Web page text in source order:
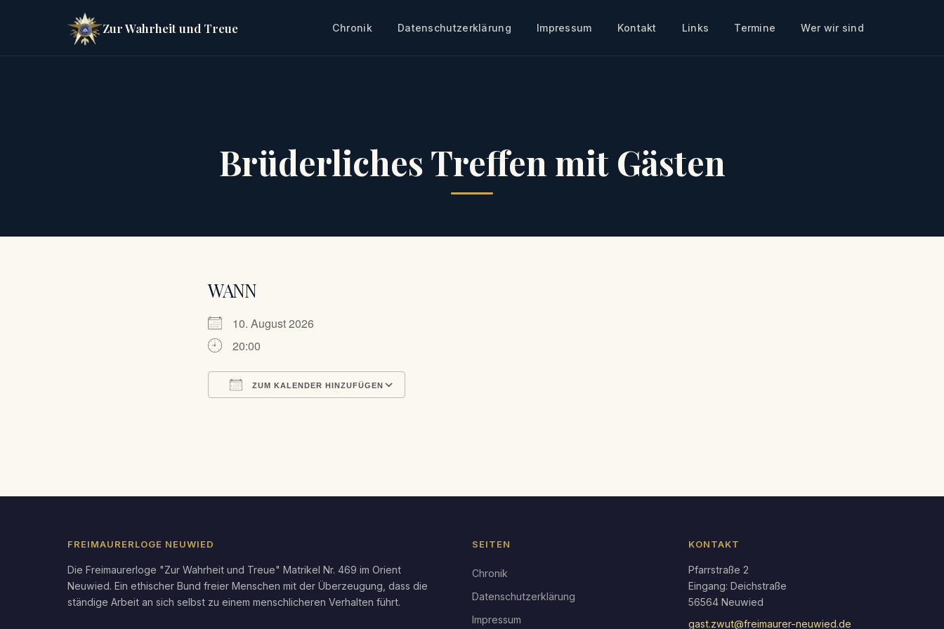
Zur Wahrheit und Treue Chronik Datenschutzerklärung Impressum Kontakt Links Termine Wer wir sind
Brüderliches Treffen mit Gästen
WANN
10. August 2026
20:00
ZUM KALENDER HINZUFÜGEN
FREIMAURERLOGE NEUWIED
Die Freimaurerloge "Zur Wahrheit und Treue" Matrikel Nr. 469 im Orient
Neuwied. Ein ethischer Bund freier Menschen mit der Überzeugung, dass die
ständige Arbeit an sich selbst zu einem menschlicheren Verhalten führt.
SEITEN
Chronik
Datenschutzerklärung
Impressum
KONTAKT
Pfarrstraße 2
Eingang: Deichstraße
56564 Neuwied
gast.zwut@freimaurer-neuwied.de